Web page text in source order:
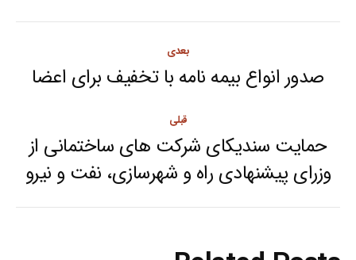
navigation
قبلی
Previous
post:
حمایت سندیکای شرکت های ساختمانی از
وزرای پیشنهادی راه و شهرسازی، نفت و نیرو
بعدی
Next
صدور انواع بیمه نامه با تخفیف برای اعضا